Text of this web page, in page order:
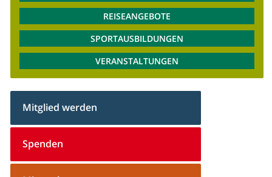
REISEANGEBOTE
SPORTAUSBILDUNGEN
VERANSTALTUNGEN
Mitglied werden
Spenden